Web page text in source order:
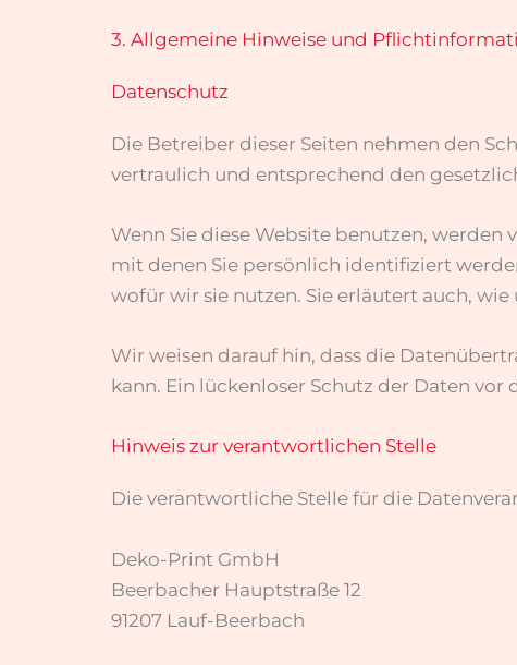
3. Allgemeine Hinweise und
Datenschutz
Die Betreiber dieser Seiten nehmen den
vertraulich und entsprechend den
Wenn Sie diese Website benutzen, werden
mit denen Sie persönlich identifiziert
wofür wir sie nutzen. Sie erläutert auch,
Wir weisen darauf hin, dass die
kann. Ein lückenloser Schutz der Daten
Hinweis zur verantwortlichen Stelle
Die verantwortliche Stelle für die
Deko-Print GmbH
Beerbacher Hauptstraße 12
91207 Lauf-Beerbach